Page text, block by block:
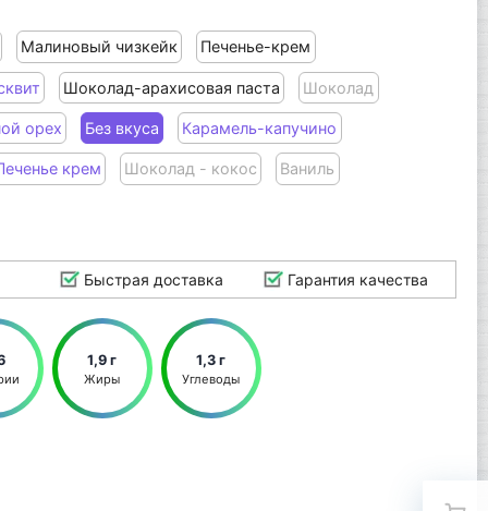
Малиновый чизкейк Печенье-крем
Шоколад-арахисовая паста Шоколад
орех Без вкуса Карамель-капучино
крем Шоколад - кокос Ваниль
Быстрая доставка Гарантия качества
1,9 г
Жиры
1,3 г
Углеводы